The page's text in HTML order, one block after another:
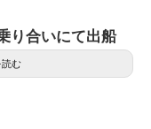
り合いにて出船
む